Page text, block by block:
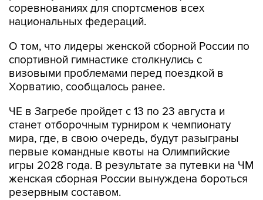
соревнованиях для спортсменов всех
национальных федераций.
О том, что лидеры женской сборной России по
спортивной гимнастике столкнулись с
визовыми проблемами перед поездкой в
Хорватию, сообщалось ранее.
ЧЕ в Загребе пройдет с 13 по 23 августа и
станет отборочным турниром к чемпионату
мира, где, в свою очередь, будут разыграны
первые командные квоты на Олимпийские
игры 2028 года. В результате за путевки на ЧМ
женская сборная России вынуждена бороться
резервным составом.